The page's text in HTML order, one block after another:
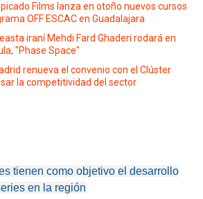
Films lanza en otoño nuevos cursos
OFF ESCAC en Guadalajara
iraní Mehdi Fard Ghaderi rodará en
"Phase Space"
renueva el convenio con el Clúster
la competitividad del sector
tienen como objetivo el desarrollo
en la región